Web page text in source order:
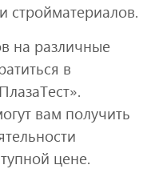
стройматериалов.
на различные
в
вам получить
цене.